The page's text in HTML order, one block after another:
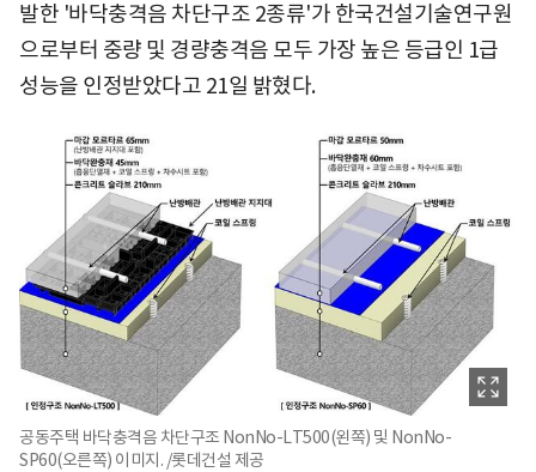
발한 '바닥충격음 차단구조 2종류'가 한국건설기술연구원
으로부터 중량 및 경량충격음 모두 가장 높은 등급인 1급
성능을 인정받았다고 21일 밝혔다.
공동주택 바닥충격음 차단구조 NonNo-LT500(왼쪽) 및 NonNo-
SP60(오른쪽) 이미지. /롯데건설 제공